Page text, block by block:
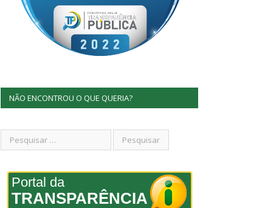
NÃO ENCONTROU O QUE QUERIA?
Portal da
TRANSPARÊNCIA